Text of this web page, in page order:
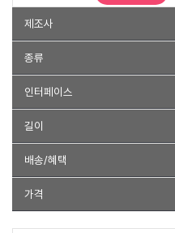
제조사
컴스
종류
내시경카메라
인터페이스
USB type C
길이
1M 2M
배송/혜택
품절제외
가격